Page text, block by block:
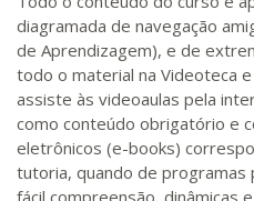
diagramada de navegação
de Aprendizagem), e de
todo o material na Videoteca
assiste às videoaulas pela
como conteúdo obrigatório e
eletrônicos (e-books)
tutoria, quando de programas
fácil compreensão, dinâmicas